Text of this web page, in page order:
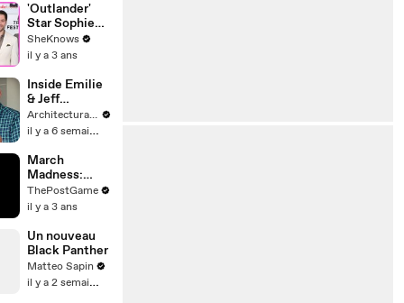
'Outlander'
Star Sophie
Skelton
Teases Which
Scene
Caitríona
Balfe Directed
& Gives the
Ultimate Sam
Heughan
Impersonatio
n
SheKnows
il y a 3 ans
Inside Emilie
& Jeff
Goldblum's
Playful Guest
Architectural Digest
il y a 6 semaines
March
Madness:
How Brent
Musburger
Nickname Of
College
Basketball's
Signature
Event
ThePostGame
il y a 3 ans
Un nouveau
Black Panther
Matteo Sapin
il y a 2 semaines